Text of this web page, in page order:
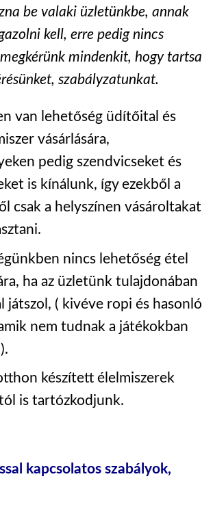
be valaki üzletünkbe, annak
kell, erre pedig nincs
mindenkit, hogy tartsa
szabályzatunkat.
van lehetőség üdítőital és
vásárlására,
pedig szendvicseket és
is kínálunk, így ezekből a
csak a helyszínen vásároltakat
nincs lehetőség étel
ha az üzletünk tulajdonában
játszol, ( kivéve ropi és hasonló
nem tudnak a játékokban
készített élelmiszerek
is tartózkodjunk.
kapcsolatos szabályok,